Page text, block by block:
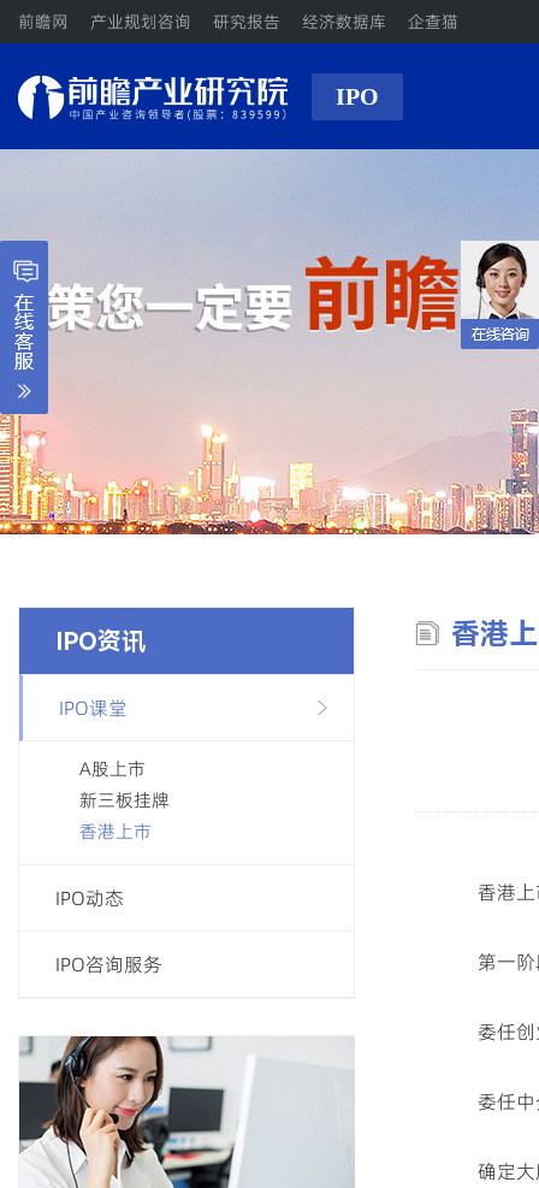
前瞻网 产业规划咨询 研究报告 经济数据库 企查猫
IPO
IPO资讯
IPO课堂
A股上市
新三板挂牌
香港上市
IPO动态
IPO咨询服务
香港
香港
第一
委任
委任
确定